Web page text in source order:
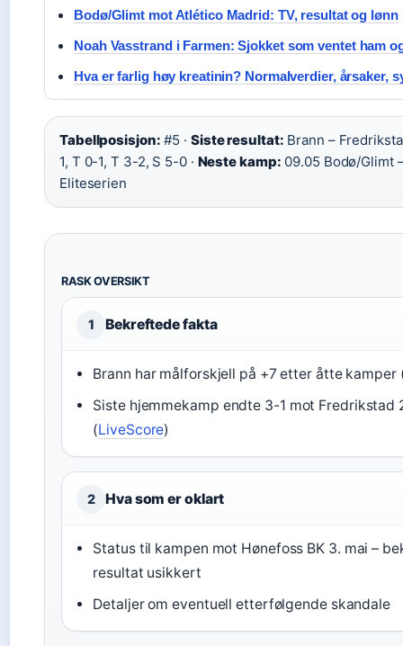
Bodø/Glimt mot Atlético Madrid: TV, resultat og lønn
Noah Vasstrand i Farmen: Sjokket som ventet ham
Hva er farlig høy kreatinin? Normalverdier, årsaker,
Tabellposisjon: #5 · Siste resultat: Brann –
1, T 0-1, T 3-2, S 5-0 · Neste kamp: 09.05 Bodø/Glimt
Eliteserien
RASK OVERSIKT
1 Bekreftede fakta
Brann har målforskjell på +7 etter åtte kamper
Siste hjemmekamp endte 3-1 mot Fredrikstad
(LiveScore)
2 Hva som er oklart
Status til kampen mot Hønefoss BK 3. mai –
resultat usikkert
Detaljer om eventuell etterfølgende skandale